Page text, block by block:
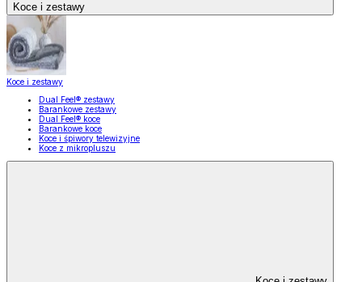
Koce i zestawy
Koce i zestawy
Dual Feel® zestawy
Barankowe zestawy
Dual Feel® koce
Barankowe koce
Koce i śpiwory telewizyjne
Koce z mikropluszu